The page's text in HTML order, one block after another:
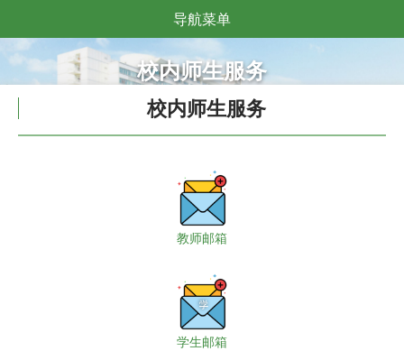
导航菜单
校内师生服务
校内师生服务
教师邮箱
学生邮箱